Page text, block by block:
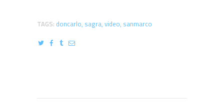
TAGS: doncarlo, sagra, video, sanmarco